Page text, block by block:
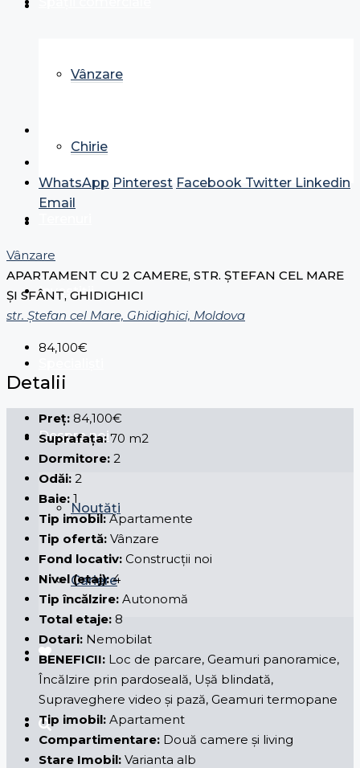
Vânzare
Chirie
Investiții
Despre noi
Noutăți
Cariere
WhatsApp Pinterest Facebook Twitter Linkedin
Email
Vânzare
APARTAMENT CU 2 CAMERE, STR. ȘTEFAN CEL MARE
ȘI SFÂNT, GHIDIGHICI
str. Ștefan cel Mare, Ghidighici, Moldova
84,100€
Detalii
Preț: 84,100€
Suprafața: 70 m2
Dormitore: 2
Odăi: 2
Baie: 1
Tip imobil: Apartamente
Tip ofertă: Vânzare
Fond locativ: Construcții noi
Nivel (etaj): 4
Tip încălzire: Autonomă
Total etaje: 8
Dotari: Nemobilat
BENEFICII: Loc de parcare, Geamuri panoramice,
Încălzire prin pardoseală, Ușă blindată,
Supraveghere video și pază, Geamuri termopane
Tip imobil: Apartament
Compartimentare: Două camere și living
Stare Imobil: Varianta alb